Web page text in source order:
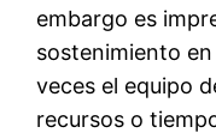
embargo es
sostenimiento
veces el equipo
recursos o